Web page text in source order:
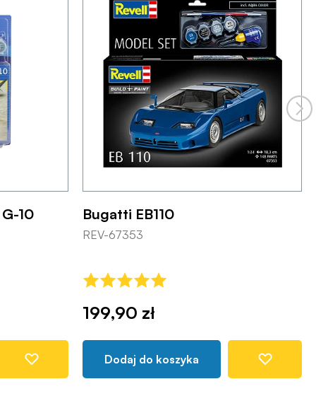
10 Bugatti EB110
REV-67353
199,90 zł
Dodaj do koszyka